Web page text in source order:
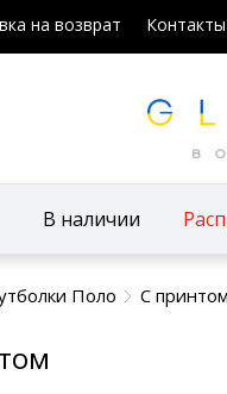
на возврат Контакты
В наличии
Поло С принтом